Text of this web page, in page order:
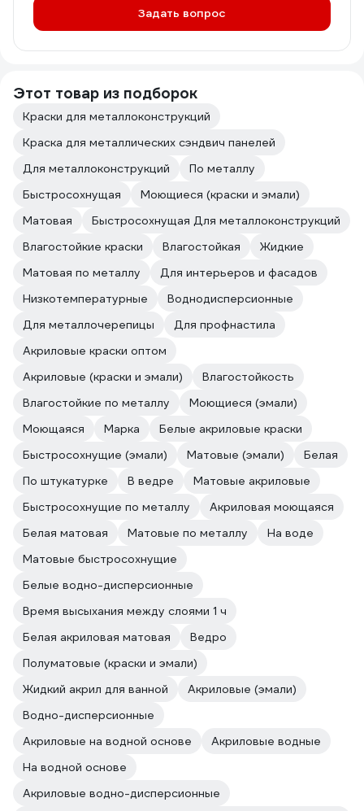
Задать вопрос
Этот товар из подборок
Краски для металлоконструкций
Краска для металлических сэндвич панелей
Для металлоконструкций
По металлу
Быстросохнущая
Моющиеся (краски и эмали)
Матовая
Быстросохнущая Для металлоконструкций
Влагостойкие краски
Влагостойкая
Жидкие
Матовая по металлу
Для интерьеров и фасадов
Низкотемпературные
Воднодисперсионные
Для металлочерепицы
Для профнастила
Акриловые краски оптом
Акриловые (краски и эмали)
Влагостойкость
Влагостойкие по металлу
Моющиеся (эмали)
Моющаяся
Марка
Белые акриловые краски
Быстросохнущие (эмали)
Матовые (эмали)
Белая
По штукатурке
В ведре
Матовые акриловые
Быстросохнущие по металлу
Акриловая моющаяся
Белая матовая
Матовые по металлу
На воде
Матовые быстросохнущие
Белые водно-дисперсионные
Время высыхания между слоями 1 ч
Белая акриловая матовая
Ведро
Полуматовые (краски и эмали)
Жидкий акрил для ванной
Акриловые (эмали)
Водно-дисперсионные
Акриловые на водной основе
Акриловые водные
На водной основе
Акриловые водно-дисперсионные